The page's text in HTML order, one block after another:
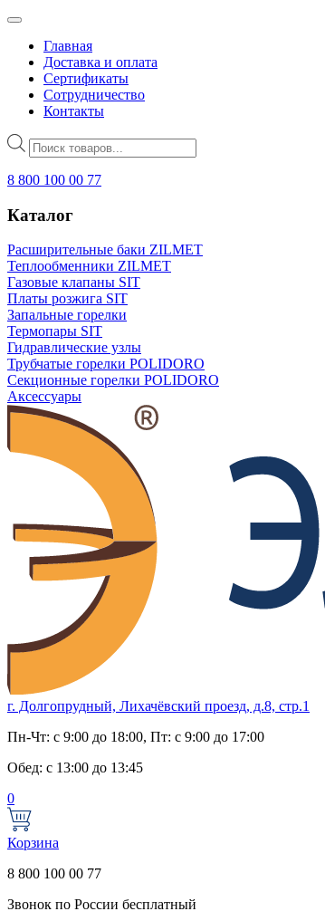
Главная
Доставка и оплата
Сертификаты
Сотрудничество
Контакты
Поиск
товаров
8 800 100 00 77
Каталог
Расширительные баки ZILMET
Теплообменники ZILMET
Газовые клапаны SIT
Платы розжига SIT
Запальные горелки
Термопары SIT
Гидравлические узлы
Трубчатые горелки POLIDORO
Секционные горелки POLIDORO
Аксессуары
г. Долгопрудный, Лихачёвский проезд, д.8, стр.1
Пн-Чт: с 9:00 до 18:00, Пт: с 9:00 до 17:00
Обед: с 13:00 до 13:45
0
Корзина
8 800 100 00 77
Звонок по России бесплатный